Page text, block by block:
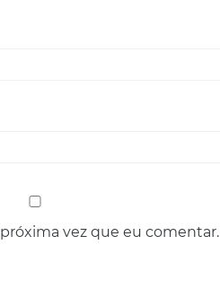
vez que eu comentar.